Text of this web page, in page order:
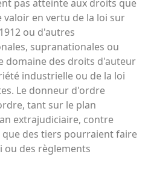
pas atteinte aux droits que
en vertu de la loi sur
ou d'autres
supranationales ou
domaine des droits d'auteur
industrielle ou de la loi
Le donneur d'ordre
tant sur le plan
extrajudiciaire, contre
des tiers pourraient faire
ou des règlements